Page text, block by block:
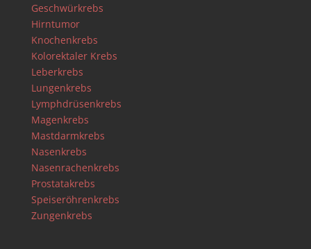
Geschwürkrebs
Hirntumor
Knochenkrebs
Kolorektaler Krebs
Leberkrebs
Lungenkrebs
Lymphdrüsenkrebs
Magenkrebs
Mastdarmkrebs
Nasenkrebs
Nasenrachenkrebs
Prostatakrebs
Speiseröhrenkrebs
Zungenkrebs